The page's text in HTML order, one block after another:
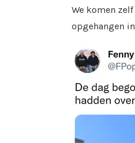
We komen
opgehangen